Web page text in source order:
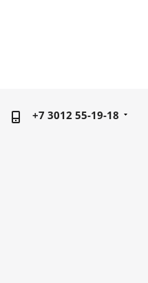
+7 3012 55-19-18